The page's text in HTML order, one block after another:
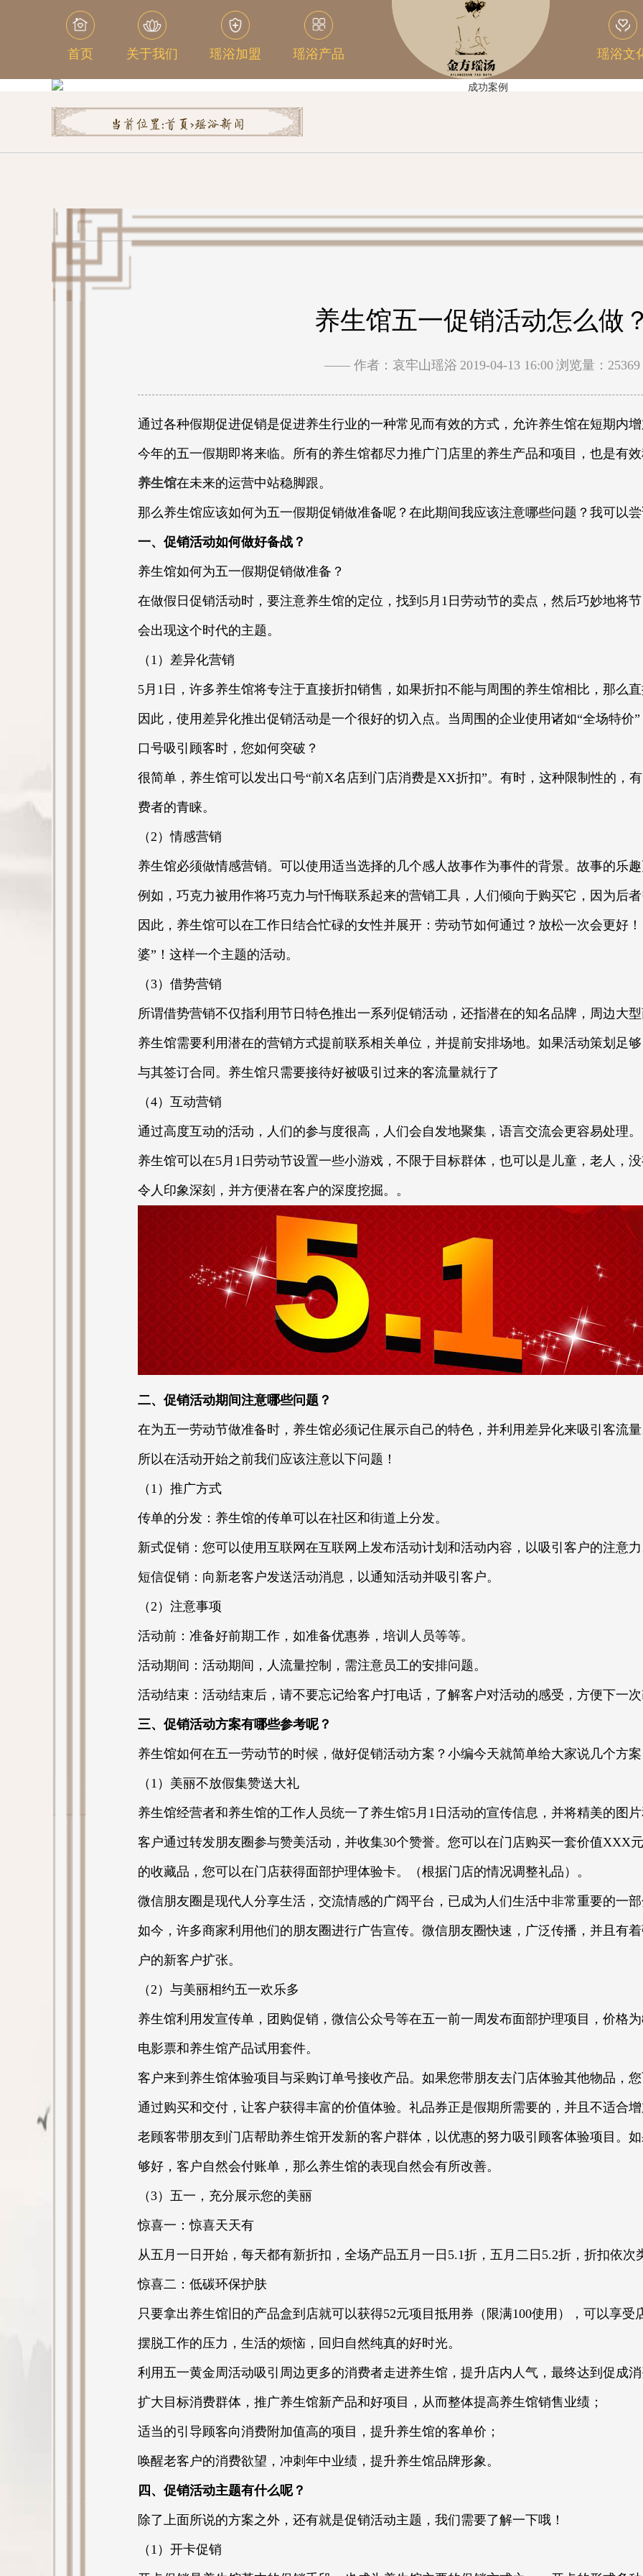
首页 关于我们 瑶浴加盟 瑶浴产品 瑶浴文
当前位置:首页>瑶浴新闻
养生馆五一促销活动怎么做
—— 作者：哀牢山瑶浴 2019-04-13 16:00 浏览量：25369
通过各种假期促进促销是促进养生行业的一种常见而有效的方式，允许养生馆在短期内
今年的五一假期即将来临。所有的养生馆都尽力推广门店里的养生产品和项目，也是有
养生馆在未来的运营中站稳脚跟。
那么养生馆应该如何为五一假期促销做准备呢？在此期间我应该注意哪些问题？我可以
一、促销活动如何做好备战？
养生馆如何为五一假期促销做准备？
在做假日促销活动时，要注意养生馆的定位，找到5月1日劳动节的卖点，然后巧妙地将
会出现这个时代的主题。
（1）差异化营销
5月1日，许多养生馆将专注于直接折扣销售，如果折扣不能与周围的养生馆相比，那么
因此，使用差异化推出促销活动是一个很好的切入点。当周围的企业使用诸如“全场特价
口号吸引顾客时，您如何突破？
很简单，养生馆可以发出口号“前X名店到门店消费是XX折扣”。有时，这种限制性的，
费者的青睐。
（2）情感营销
养生馆必须做情感营销。可以使用适当选择的几个感人故事作为事件的背景。故事的乐
例如，巧克力被用作将巧克力与忏悔联系起来的营销工具，人们倾向于购买它，因为后
因此，养生馆可以在工作日结合忙碌的女性并展开：劳动节如何通过？放松一次会更
婆”！这样一个主题的活动。
（3）借势营销
所谓借势营销不仅指利用节日特色推出一系列促销活动，还指潜在的知名品牌，周边大
养生馆需要利用潜在的营销方式提前联系相关单位，并提前安排场地。如果活动策划足
与其签订合同。养生馆只需要接待好被吸引过来的客流量就行了
（4）互动营销
通过高度互动的活动，人们的参与度很高，人们会自发地聚集，语言交流会更容易处理。
养生馆可以在5月1日劳动节设置一些小游戏，不限于目标群体，也可以是儿童，老人，
令人印象深刻，并方便潜在客户的深度挖掘。。
二、促销活动期间注意哪些问题？
在为五一劳动节做准备时，养生馆必须记住展示自己的特色，并利用差异化来吸引客流
所以在活动开始之前我们应该注意以下问题！
（1）推广方式
传单的分发：养生馆的传单可以在社区和街道上分发。
新式促销：您可以使用互联网在互联网上发布活动计划和活动内容，以吸引客户的注意
短信促销：向新老客户发送活动消息，以通知活动并吸引客户。
（2）注意事项
活动前：准备好前期工作，如准备优惠券，培训人员等等。
活动期间：活动期间，人流量控制，需注意员工的安排问题。
活动结束：活动结束后，请不要忘记给客户打电话，了解客户对活动的感受，方便下一
三、促销活动方案有哪些参考呢？
养生馆如何在五一劳动节的时候，做好促销活动方案？小编今天就简单给大家说几个方
（1）美丽不放假集赞送大礼
养生馆经营者和养生馆的工作人员统一了养生馆5月1日活动的宣传信息，并将精美的图
客户通过转发朋友圈参与赞美活动，并收集30个赞誉。您可以在门店购买一套价值XXX
的收藏品，您可以在门店获得面部护理体验卡。（根据门店的情况调整礼品）。
微信朋友圈是现代人分享生活，交流情感的广阔平台，已成为人们生活中非常重要的一
如今，许多商家利用他们的朋友圈进行广告宣传。微信朋友圈快速，广泛传播，并且有
户的新客户扩张。
（2）与美丽相约五一欢乐多
养生馆利用发宣传单，团购促销，微信公众号等在五一前一周发布面部护理项目，价格
电影票和养生馆产品试用套件。
客户来到养生馆体验项目与采购订单号接收产品。如果您带朋友去门店体验其他物品，
通过购买和交付，让客户获得丰富的价值体验。礼品券正是假期所需要的，并且不适合
老顾客带朋友到门店帮助养生馆开发新的客户群体，以优惠的努力吸引顾客体验项目。
够好，客户自然会付账单，那么养生馆的表现自然会有所改善。
（3）五一，充分展示您的美丽
惊喜一：惊喜天天有
从五月一日开始，每天都有新折扣，全场产品五月一日5.1折，五月二日5.2折，折扣依次
惊喜二：低碳环保护肤
只要拿出养生馆旧的产品盒到店就可以获得52元项目抵用券（限满100使用），可以享
摆脱工作的压力，生活的烦恼，回归自然纯真的好时光。
利用五一黄金周活动吸引周边更多的消费者走进养生馆，提升店内人气，最终达到促成
扩大目标消费群体，推广养生馆新产品和好项目，从而整体提高养生馆销售业绩；
适当的引导顾客向消费附加值高的项目，提升养生馆的客单价；
唤醒老客户的消费欲望，冲刺年中业绩，提升养生馆品牌形象。
四、促销活动主题有什么呢？
除了上面所说的方案之外，还有就是促销活动主题，我们需要了解一下哦！
（1）开卡促销